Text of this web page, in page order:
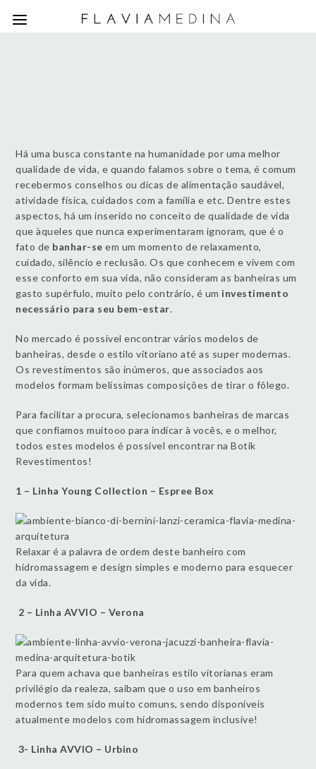
Há uma busca constante na humanidade por uma melhor
qualidade de vida, e quando falamos sobre o tema, é comum
recebermos conselhos ou dicas de alimentação saudável,
atividade física, cuidados com a família e etc. Dentre estes
aspectos, há um inserido no conceito de qualidade de vida
que àqueles que nunca experimentaram ignoram, que é o
fato de banhar-se em um momento de relaxamento,
cuidado, silêncio e reclusão. Os que conhecem e vivem com
esse conforto em sua vida, não consideram as banheiras um
gasto supérfulo, muito pelo contrário, é um investimento
necessário para seu bem-estar.
No mercado é possível encontrar vários modelos de
banheiras, desde o estilo vitoriano até as super modernas.
Os revestimentos são inúmeros, que associados aos
modelos formam belíssimas composições de tirar o fôlego.
Para facilitar a procura, selecionamos banheiras de marcas
que confiamos muitooo para indicar à vocês, e o melhor,
todos estes modelos é possível encontrar na Botik
Revestimentos!
1 – Linha Young Collection – Espree Box
Relaxar é a palavra de ordem deste banheiro com
hidromassagem e design simples e moderno para esquecer
da vida.
2 – Linha AVVIO – Verona
Para quem achava que banheiras estilo vitorianas eram
privilégio da realeza, saibam que o uso em banheiros
modernos tem sido muito comuns, sendo disponíveis
atualmente modelos com hidromassagem inclusive!
3- Linha AVVIO – Urbino